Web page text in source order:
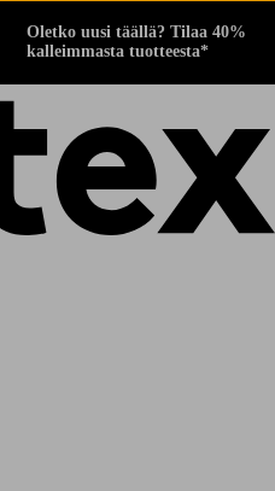
Oletko uusi täällä? Tilaa 40%
kalleimmasta tuotteesta*